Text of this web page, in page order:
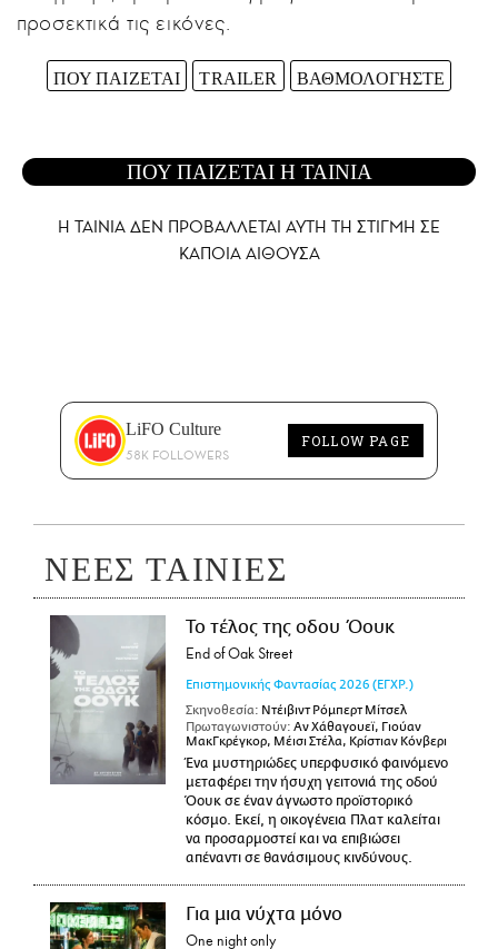
προσεκτικά τις εικόνες.
ΠΟΥ ΠΑΙΖΕΤΑΙ TRAILER ΒΑΘΜΟΛΟΓΗΣΤΕ
ΠΟΥ ΠΑΙΖΕΤΑΙ Η ΤΑΙΝΙΑ
Η ΤΑΙΝΙΑ ΔΕΝ ΠΡΟΒΑΛΛΕΤΑΙ AYTH ΤΗ ΣΤΙΓΜΗ ΣΕ
ΚΑΠΟΙΑ ΑΙΘΟΥΣΑ
LiFO Culture
58K FOLLOWERS
FOLLOW PAGE
ΝΕΕΣ ΤΑΙΝΙΕΣ
Το τέλος της οδου Όουκ
End of Oak Street
Επιστημονικής Φαντασίας 2026 (ΕΓΧΡ.)
Σκηνοθεσία: Ντέιβιντ Ρόμπερτ Μίτσελ
Πρωταγωνιστούν: Αν Χάθαγουεϊ, Γιούαν
ΜακΓκρέγκορ, Μέισι Στέλα, Κρίστιαν Κόνβερι
Ένα μυστηριώδες υπερφυσικό φαινόμενο
μεταφέρει την ήσυχη γειτονιά της οδού
Όουκ σε έναν άγνωστο προϊστορικό
κόσμο. Εκεί, η οικογένεια Πλατ καλείται
να προσαρμοστεί και να επιβιώσει
απέναντι σε θανάσιμους κινδύνους.
Για μια νύχτα μόνο
One night only